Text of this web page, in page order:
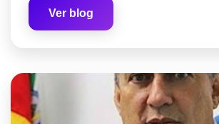
Ver blog